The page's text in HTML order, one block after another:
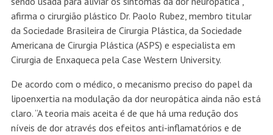
afirma o cirurgião plástico Dr. Paolo Rubez, membro titular
da Sociedade Brasileira de Cirurgia Plástica, da Sociedade
Americana de Cirurgia Plástica (ASPS) e especialista em
Cirurgia de Enxaqueca pela Case Western University.
De acordo com o médico, o mecanismo preciso do papel da
lipoenxertia na modulação da dor neuropática ainda não está
claro. “A teoria mais aceita é de que há uma redução dos
níveis de dor através dos efeitos anti-inflamatórios e de